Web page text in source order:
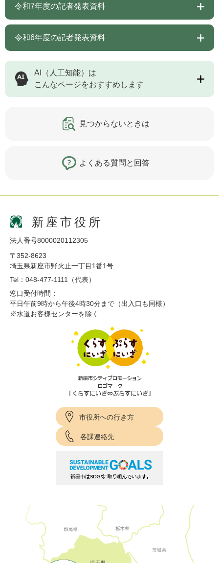
令和7年度の記者発表資料
令和6年度の記者発表資料
AI（人工知能）は
こんなページをおすすめします
見つからないときは
よくある質問と回答
新座市役所
法人番号8000020112305
〒352-8623
埼玉県新座市野火止一丁目1番1号
Tel：048-477-1111（代表）
窓口受付時間：
平日午前9時から午後4時30分まで（出入口も同様）
※水道お客様センターを除く
市役所への行き方
各課連絡先